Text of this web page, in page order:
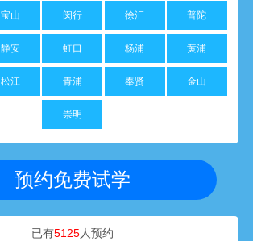
宝山 闵行 徐汇 普陀
静安 虹口 杨浦 黄浦
松江 青浦 奉贤 金山
崇明
预约免费试学
已有5125人预约